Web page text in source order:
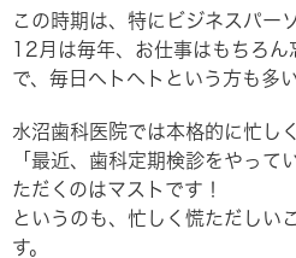
この時期は、特にビジネスパー
12月は毎年、お仕事はもちろ
で、毎日ヘトヘトという方も多
水沼歯科医院では本格的に忙し
「最近、歯科定期検診をやっ
ただくのはマストです！
というのも、忙しく慌ただしい
す。